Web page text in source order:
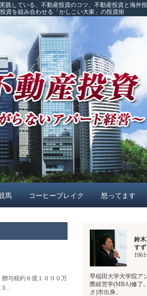
している、不動産投資のコツ、不動産投資と海外
資を組み合わせる「かしこい大家」の投資術
馬 コーヒーブレイク 怒ってます
与税約６億１０００万
...
鈴
す
早稲田大学大学院ア
際経営学(MBA)修了
さ)市出身。